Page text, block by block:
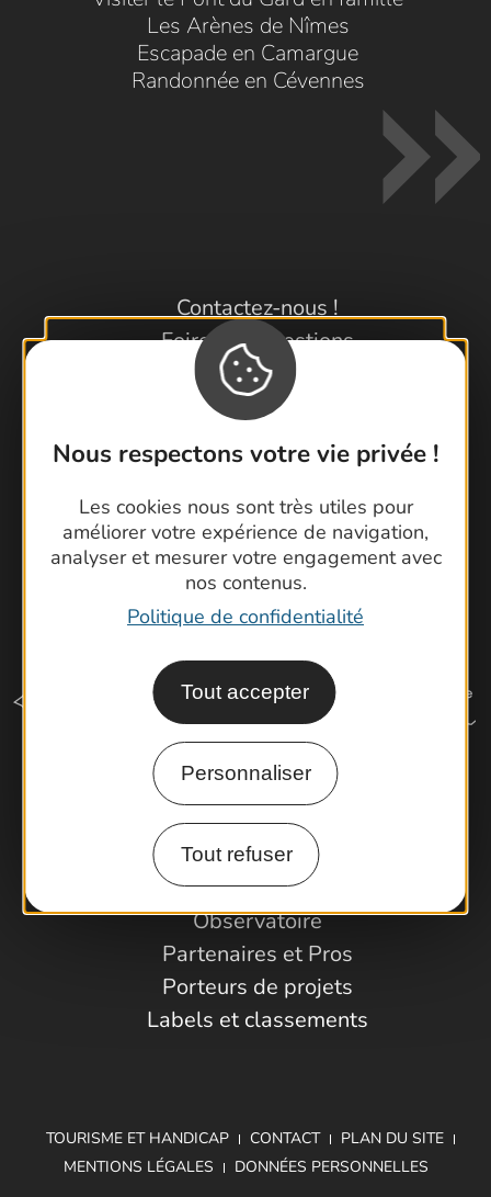
Nous respectons votre vie privée !
Les cookies nous sont très utiles pour
améliorer votre expérience de navigation,
analyser et mesurer votre engagement avec
nos contenus.
Politique de confidentialité
Tout accepter
Personnaliser
Tout refuser
Les Arènes de Nîmes
Escapade en Camargue
Randonnée en Cévennes
Contactez-nous !
Foire aux questions
Brochures
Cartoguides et Topoguides
Latitude Gard
Comment venir ?
Espace Pro
Observatoire
Partenaires et Pros
Porteurs de projets
Labels et classements
TOURISME ET HANDICAP CONTACT
PLAN DU SITE
MENTIONS LÉGALES
DONNÉES PERSONNELLES